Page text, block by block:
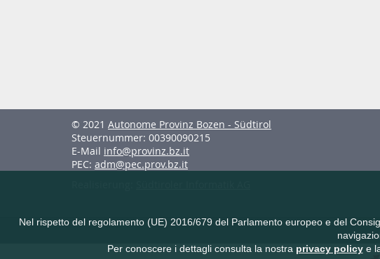
© 2021 Autonome Provinz Bozen - Südtirol
Steuernummer: 00390090215
E-Mail info@provinz.bz.it
PEC: adm@pec.prov.bz.it
Nel rispetto del regolamento (UE) 2016/679 del Parlamento europeo e del
Per conoscere i dettagli consulta la nostra privacy policye